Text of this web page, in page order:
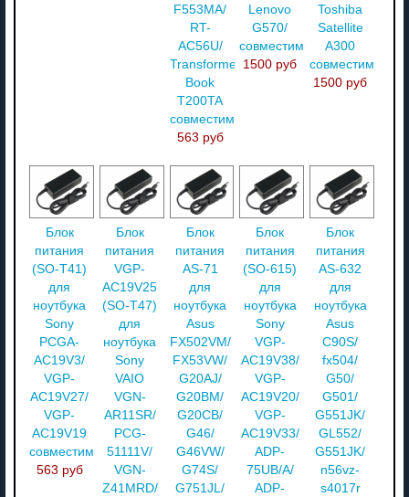
F553MA/
RT-
AC56U/
Transformer
Book
T200TA
совместимый
563 руб
Lenovo
G570/
совместимый
1500 руб
Toshiba
Satellite
A300
совместимый
1500 руб
Блок
питания
(SO-T41)
для
ноутбука
Sony
PCGA-
AC19V3/
VGP-
AC19V27/
VGP-
AC19V19
совместимый
563 руб
Блок
питания
VGP-
AC19V25
(SO-T47)
для
ноутбука
Sony
VAIO
VGN-
AR11SR/
PCG-
51111V/
VGN-
Z41MRD/
Блок
питания
AS-71
для
ноутбука
Asus
FX502VM/
FX53VW/
G20AJ/
G20BM/
G20CB/
G46/
G46VW/
G74S/
G751JL/
Блок
питания
(SO-615)
для
ноутбука
Sony
VGP-
AC19V38/
VGP-
AC19V20/
VGP-
AC19V33/
ADP-
75UB/A/
ADP-
Блок
питания
AS-632
для
ноутбука
Asus
C90S/
fx504/
G50/
G501/
G551JK/
GL552/
G551JK/
n56vz-
s4017r